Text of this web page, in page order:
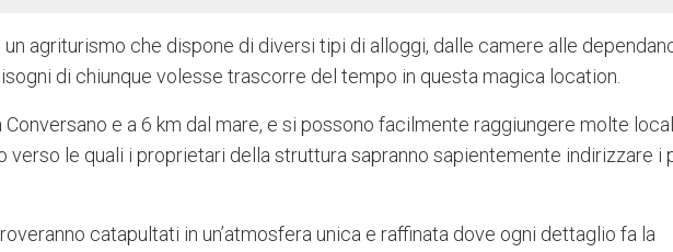
un agriturismo che dispone di diversi tipi di alloggi, dalle camere alle
di chiunque volesse trascorre del tempo in questa magica location.
Conversano e a 6 km dal mare, e si possono facilmente raggiungere molte
verso le quali i proprietari della struttura sapranno sapientemente indirizzare i
catapultati in un’atmosfera unica e raffinata dove ogni dettaglio fa la